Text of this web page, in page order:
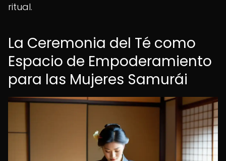
ritual.
La Ceremonia del Té como
Espacio de Empoderamiento
para las Mujeres Samurái